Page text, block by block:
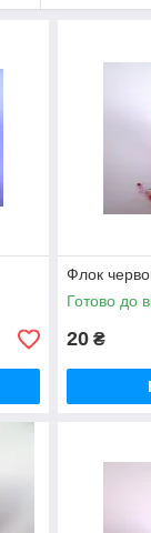
Флок
Готово до
20 ₴